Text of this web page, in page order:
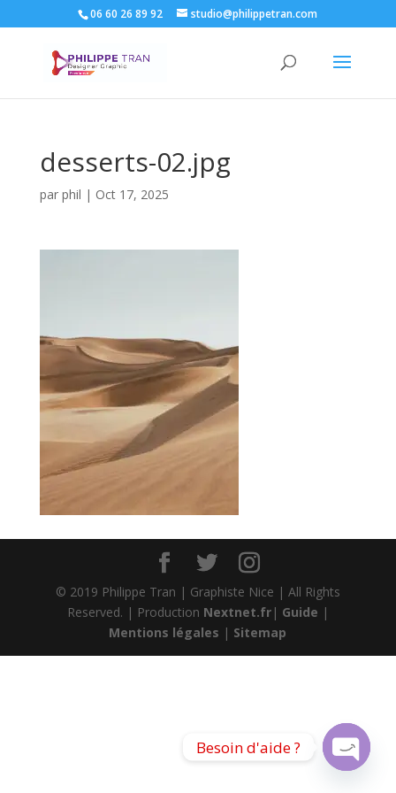
06 60 26 89 92 studio@philippetran.com
desserts-02.jpg
par phil | Oct 17, 2025
© 2019 Philippe Tran | Graphiste Nice | All Rights
Reserved. | Production Nextnet.fr| Guide |
Mentions légales | Sitemap
Besoin d'aide ?